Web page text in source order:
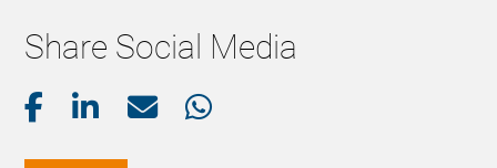
Share Social Media